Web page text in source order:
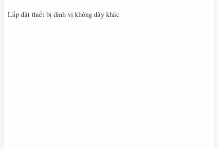
Lắp đặt thiết bị định vị không dây khác